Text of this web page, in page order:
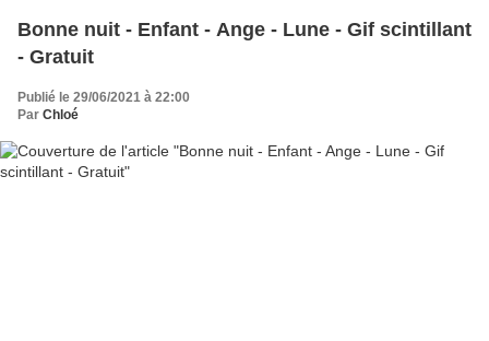
Bonne nuit - Enfant - Ange - Lune - Gif scintillant
- Gratuit
Publié le 29/06/2021 à 22:00
Par Chloé